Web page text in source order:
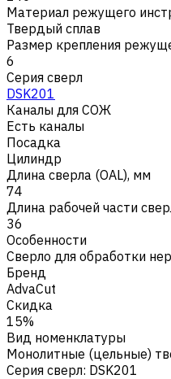
Материал режущего
Твердый сплав
Размер крепления
6
Серия сверл
DSK201
Каналы для СОЖ
Есть каналы
Посадка
Цилиндр
Длина сверла (OAL), мм
74
Длина рабочей части
36
Особенности
Сверло для обработки
Бренд
AdvaCut
Скидка
15%
Вид номенклатуры
Монолитные (цельные)
Серия сверл: DSK201